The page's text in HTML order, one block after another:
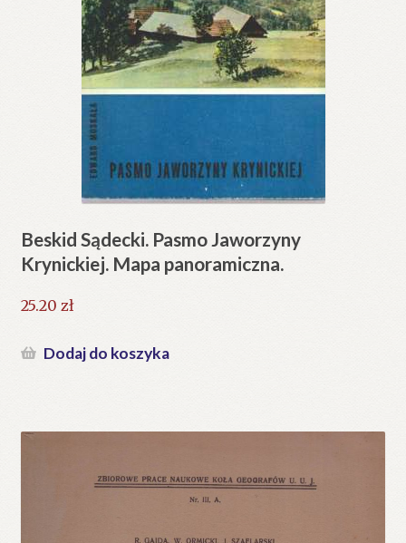
Beskid Sądecki. Pasmo Jaworzyny
Krynickiej. Mapa panoramiczna.
25.20 zł
Dodaj do koszyka